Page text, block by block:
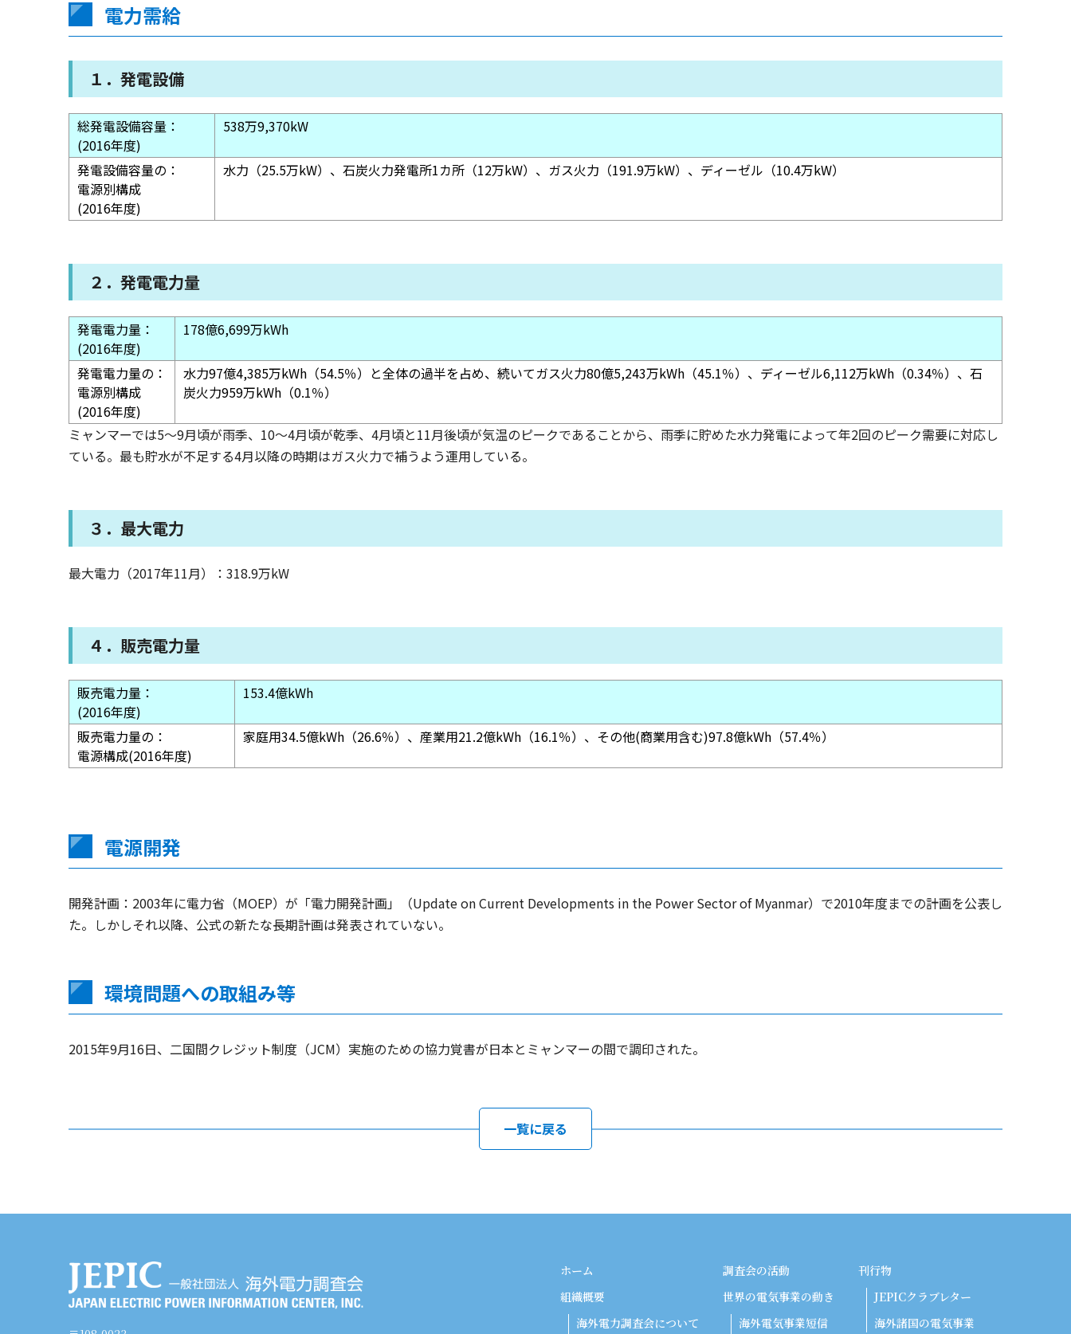
電力需給
１．発電設備
総発電設備容量：
(2016年度)
538万9,370kW
発電設備容量の：
電源別構成
(2016年度)
水力（25.5万kW）、石炭火力発電所1カ所（12万kW）、ガス火力（191.9万kW）、ディーゼル（10.4万kW）
２．発電電力量
発電電力量：
(2016年度)
178億6,699万kWh
発電電力量の：
電源別構成
(2016年度)
水力97億4,385万kWh（54.5％）と全体の過半を占め、続いてガス火力80億5,243万kWh（45.1％）、ディーゼル6,112万kWh（0.34％）、石
炭火力959万kWh（0.1％）
ミャンマーでは5～9月頃が雨季、10～4月頃が乾季、4月頃と11月後頃が気温のピークであることから、雨季に貯めた水力発電によって年2回のピーク需要に対応し
ている。最も貯水が不足する4月以降の時期はガス火力で補うよう運用している。
３．最大電力
最大電力（2017年11月）：318.9万kW
４．販売電力量
販売電力量：
(2016年度)
153.4億kWh
販売電力量の：
電源構成(2016年度)
家庭用34.5億kWh（26.6％）、産業用21.2億kWh（16.1％）、その他(商業用含む)97.8億kWh（57.4％）
電源開発
開発計画：2003年に電力省（MOEP）が「電力開発計画」（Update on Current Developments in the Power Sector of Myanmar）で2010年度までの計画を公表し
た。しかしそれ以降、公式の新たな長期計画は発表されていない。
環境問題への取組み等
2015年9月16日、二国間クレジット制度（JCM）実施のための協力覚書が日本とミャンマーの間で調印された。
一覧に戻る
ホーム
組織概要
海外電力調査会について
調査会の活動
世界の電気事業の動き
海外電気事業短信
刊行物
JEPICクラブレター
海外諸国の電気事業